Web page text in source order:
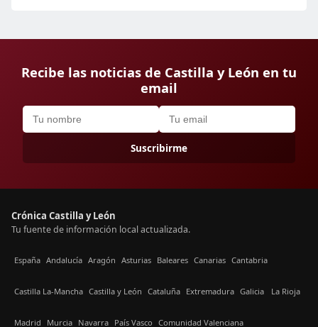
Recibe las noticias de Castilla y León en tu
email
Suscribirme
Crónica Castilla y León
Tu fuente de información local actualizada.
España Andalucía Aragón Asturias Baleares Canarias Cantabria
Castilla La-Mancha Castilla y León Cataluña Extremadura Galicia La Rioja
Madrid Murcia Navarra País Vasco Comunidad Valenciana